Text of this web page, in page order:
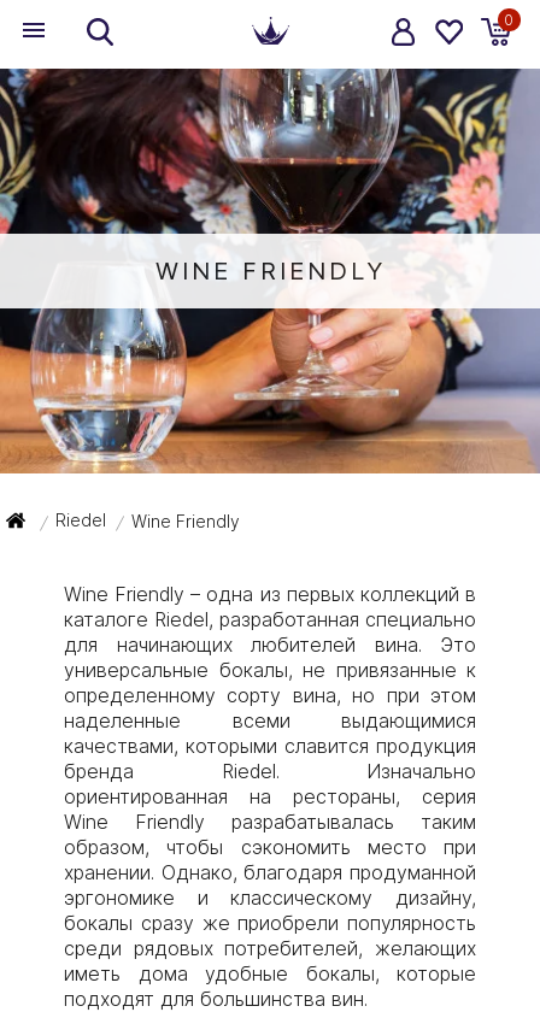
0
WINE FRIENDLY
/ Riedel / Wine Friendly
Wine Friendly – одна из первых коллекций в
каталоге Riedel, разработанная специально
для начинающих любителей вина. Это
универсальные бокалы, не привязанные к
определенному сорту вина, но при этом
наделенные всеми выдающимися
качествами, которыми славится продукция
бренда Riedel. Изначально
ориентированная на рестораны, серия
Wine Friendly разрабатывалась таким
образом, чтобы сэкономить место при
хранении. Однако, благодаря продуманной
эргономике и классическому дизайну,
бокалы сразу же приобрели популярность
среди рядовых потребителей, желающих
иметь дома удобные бокалы, которые
подходят для большинства вин.